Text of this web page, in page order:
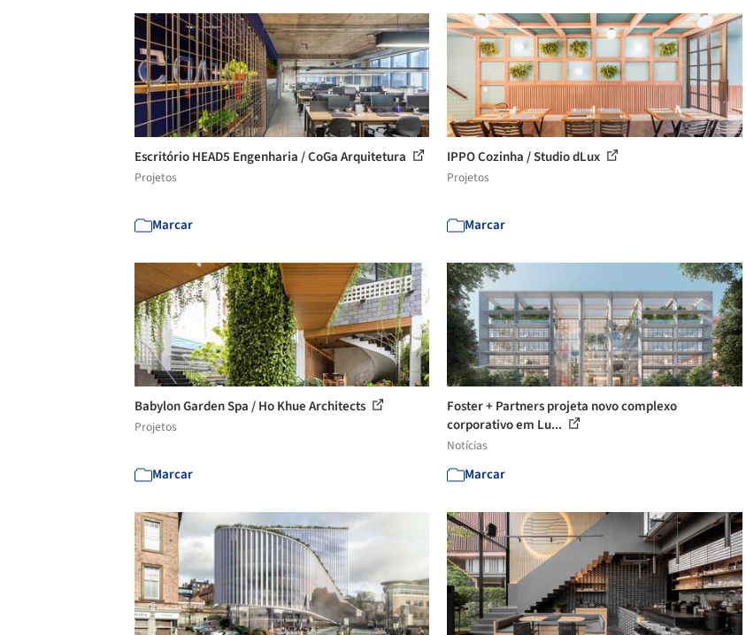
Escritório HEAD5 Engenharia / CoGa Arquitetura
Projetos
Marcar
IPPO Cozinha / Studio dLux
Projetos
Marcar
Babylon Garden Spa / Ho Khue Architects
Projetos
Marcar
Foster + Partners projeta novo complexo
corporativo em Lu...
Notícias
Marcar